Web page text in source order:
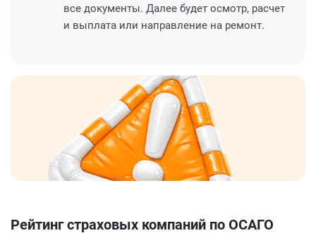
все документы. Далее будет осмотр, расчет
и выплата или направление на ремонт.
Рейтинг страховых компаний по ОСАГО